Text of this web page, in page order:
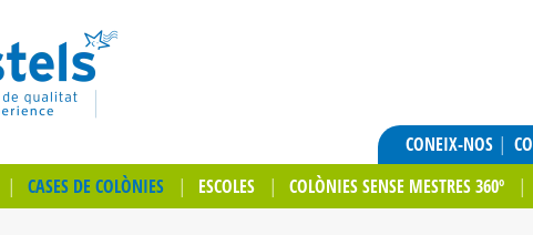
CONEIX-NOS
CASES DE COLÒNIES ESCOLES COLÒNIES SENSE MESTRES 360º